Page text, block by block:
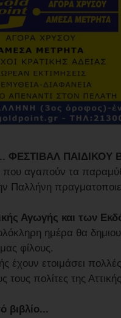
ΦΕΣΤΙΒΑΛ
αγαπούν τα
Παλλήνη
Αγωγής και των
ημέρα θα
φίλους.
έχουν ετοιμάσει
τους πολίτες της
βιβλίο...